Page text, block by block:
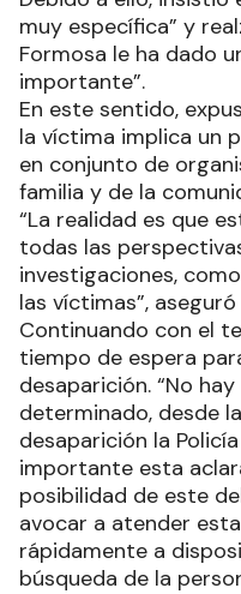
muy específica” y
Formosa le ha dado
importante”.
En este sentido,
la víctima implica un
en conjunto de
familia y de la
“La realidad es que
todas las
investigaciones,
las víctimas”,
Continuando con el
tiempo de espera
desaparición. “No
determinado, desde
desaparición la
importante esta
posibilidad de este
avocar a atender
rápidamente a
búsqueda de la